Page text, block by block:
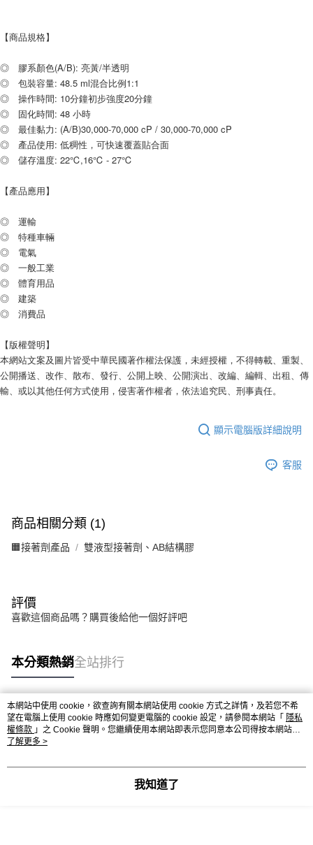
【商品規格】
◎ 膠系顏色(A/B): 亮黃/半透明
◎ 包裝容量: 48.5 ml混合比例1:1
◎ 操作時間: 10分鐘初步強度20分鐘
◎ 固化時間: 48 小時
◎ 最佳黏力: (A/B)30,000-70,000 cP / 30,000-70,000 cP
◎ 產品使用: 低稠性，可快速覆蓋貼合面
◎ 儲存溫度: 22℃,16℃ - 27℃
【產品應用】
◎ 運輸
◎ 特種車輛
◎ 電氣
◎ 一般工業
◎ 體育用品
◎ 建築
◎ 消費品
【版權聲明】
本網站文案及圖片皆受中華民國著作權法保護，未經授權，不得轉載、重製、
公開播送、改作、散布、發行、公開上映、公開演出、改編、編輯、出租、傳
輸、或以其他任何方式使用，侵害著作權者，依法追究民、刑事責任。
顯示電腦版詳細說明
客服
商品相關分類 (1)
🟧接著劑產品 雙液型接著劑、AB結構膠
評價
喜歡這個商品嗎？購買後給他一個好評吧
本分類熱銷全站排行
熱門標籤
本網站中使用 cookie，欲查詢有關本網站使用 cookie 方式之詳情，及若您不希
望在電腦上使用 cookie 時應如何變更電腦的 cookie 設定，請參閱本網站「 隱私
權條款 」之 Cookie 聲明。您繼續使用本網站即表示您同意本公司得按本網站使
用條款之 Cookie 聲明使用 cookie。
了解更多 >
我知道了